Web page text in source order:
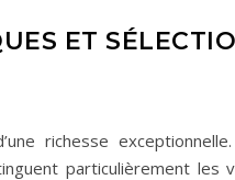
ET
richesse
particulièrement les